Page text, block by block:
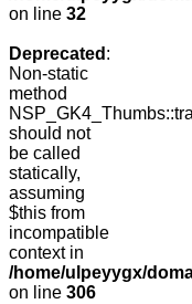
on line 32
Deprecated :
Non-static
method
should not
be called
statically,
assuming
$this from
incompatible
context in
/home/ulpeyygx/
on line 306